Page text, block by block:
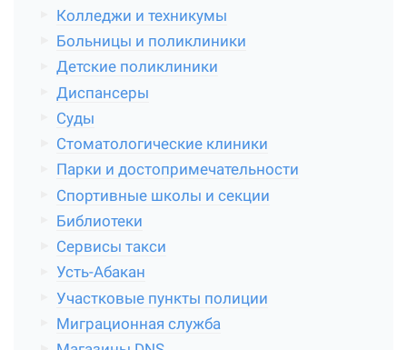
Колледжи и техникумы
Больницы и поликлиники
Детские поликлиники
Диспансеры
Суды
Стоматологические клиники
Парки и достопримечательности
Спортивные школы и секции
Библиотеки
Сервисы такси
Усть-Абакан
Участковые пункты полиции
Миграционная служба